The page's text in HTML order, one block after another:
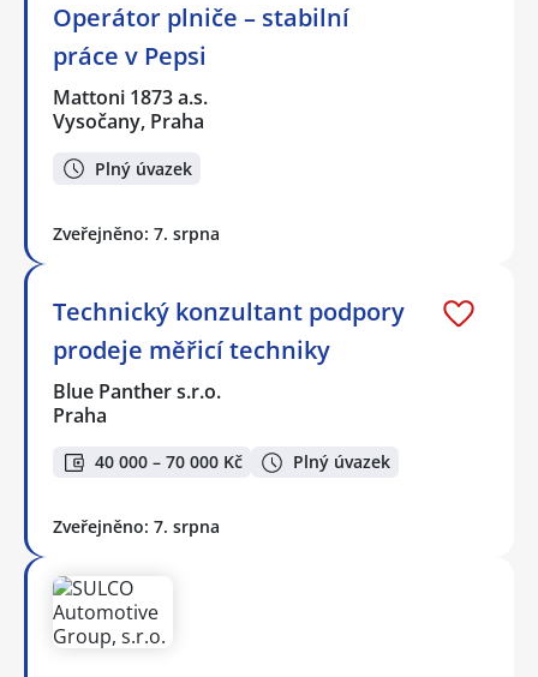
Operátor plniče – stabilní
práce v Pepsi
Mattoni 1873 a.s.
Vysočany, Praha
Plný úvazek
Zveřejněno: 7. srpna
Technický konzultant podpory
prodeje měřicí techniky
Blue Panther s.r.o.
Praha
40 000 – 70 000 Kč Plný úvazek
Zveřejněno: 7. srpna